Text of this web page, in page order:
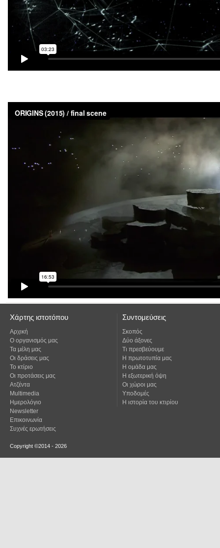
Χάρτης ιστοτόπου
Αρχική
Ο οργανισμός μας
Τα μέλη μας
Οι δράσεις μας
Το κτίριο
Οι προτάσεις μας
Ατζέντα
Multimedia
Ημερολόγιο
Newsletter
Επικοινωνία
Συχνές ερωτήσεις
Συντομεύσεις
Σκοπός
Δύο άξονες
Τι πρεσβεύουμε
Η πρωτοτυπία μας
Η ομάδα μας
Η εξωτερική όψη
Οι χώροι μας
Υποδομές
Η ιστορία του κτιρίου
Copyright ©2014 - 2026